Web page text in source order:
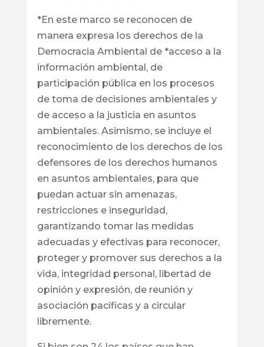
*En este marco se reconocen de
manera expresa los derechos de la
Democracia Ambiental de *acceso a la
información ambiental, de
participación pública en los procesos
de toma de decisiones ambientales y
de acceso a la justicia en asuntos
ambientales. Asimismo, se incluye el
reconocimiento de los derechos de los
defensores de los derechos humanos
en asuntos ambientales, para que
puedan actuar sin amenazas,
restricciones e inseguridad,
garantizando tomar las medidas
adecuadas y efectivas para reconocer,
proteger y promover sus derechos a la
vida, integridad personal, libertad de
opinión y expresión, de reunión y
asociación pacíficas y a circular
libremente.